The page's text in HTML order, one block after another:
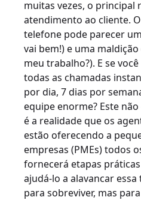
muitas vezes, o principal
atendimento ao cliente.
telefone pode parecer
vai bem!) e uma
meu trabalho?). E se
todas as chamadas
por dia, 7 dias por
equipe enorme? Este
é a realidade que os
estão oferecendo a
empresas (PMEs) todos
fornecerá etapas
ajudá-lo a alavancar
para sobreviver, mas